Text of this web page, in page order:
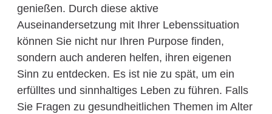
genießen. Durch diese aktive
Auseinandersetzung mit Ihrer Lebenssituation
können Sie nicht nur Ihren Purpose finden,
sondern auch anderen helfen, ihren eigenen
Sinn zu entdecken. Es ist nie zu spät, um ein
erfülltes und sinnhaltiges Leben zu führen. Falls
Sie Fragen zu gesundheitlichen Themen im Alter